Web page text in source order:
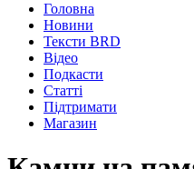
Головна
Новини
Тексти BRD
Відео
Подкасти
Статті
Підтримати
Магазин